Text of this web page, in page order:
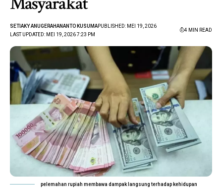
LAST UPDATED: MEI 19, 2026 7:23 PM
SETIAKY ANUGERAHANANTO KUSUMAPUBLISHED: MEI 19, 2026
4 MIN READ
pelemahan rupiah membawa dampak langsung terhadap kehidupan